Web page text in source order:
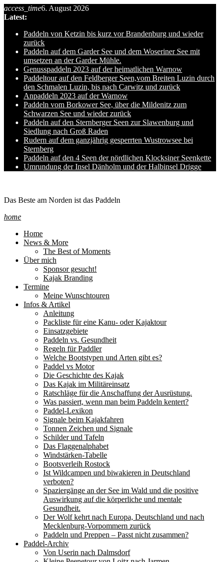
Skip
to
content
access_time6. August 2026
Latest:
Paddeln von Ketzin bis kurz vor Brandenburg und wieder
zurück
Paddeln auf dem Garder See und dem Woseriner See mit
umsetzen an der Garder Mühle.
Genusspaddeln 2023 auf der heimatlichen Warnow
Paddeltour auf den Feldberger Seen,vom Breiten Luzin durch
den Schmalen Luzin, bis nach Carwitz und zurück
Anpaddeln 2023 auf der Warnow
Paddeln vom Borkower See, über die Mildenitz zum
Schwarzen See und wieder zurück
Paddeln auf den Sternberger Seen zur Slawenburg und
Siedlung nach Groß Raden
Rudern auf dem ganzjährig gesperrten Wustrowsee bei
Sternberg
Paddeln auf den 4 Seen der nördlichen Klocksiner Seenkette
Umrundung der Insel Dänholm und der Halbinsel Drigge
Das Beste am Norden ist das Paddeln
home
Home
News & More
The Best of Moments
Über mich
Sponsor gesucht!
Kajak Branding
Termine
Meine Wunschtouren
Infos & Artikel
Anleitung
Packliste für eine Kanu- oder Kajaktour
Einsatzgebiete
Paddeln vs. Gesundheit
Regeln für Paddler
Welche Bootstypen und Arten gibt es?
Paddel vs Motor
Die Geschichte des Kajak
Das Kajak im Militäreinsatz
Ratschläge für die Anschaffung der Ausrüstung.
Was passiert, wenn man beim Paddeln kentert?
Paddel-Lexikon
Signale beim Kajakfahren
Tonnen Zeichen und Signale
Schilder und Tafeln
Das Flaggenalphabet
Windstärken-Tabelle
Bootsverleih Rostock
Ist Wildcampen und biwakieren in Deutschland
verboten?
Spaziergänge an der See im Wald und die positive
Auswirkung auf die körperliche und mentale
Gesundheit.
Der Wolf kehrt nach Europa, Deutschland und nach
Mecklenburg-Vorpommern zurück
Paddeln und Preppen – Passt nicht zusammen?
Paddel-Archiv
Von Userin nach Dalmsdorf